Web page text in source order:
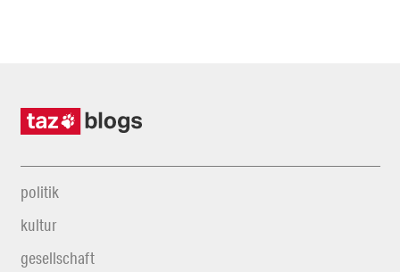
politik
kultur
gesellschaft